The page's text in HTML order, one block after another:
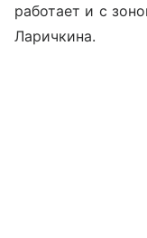
работает и с
Ларичкина.